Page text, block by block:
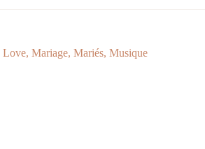
Love, Mariage, Mariés, Musique